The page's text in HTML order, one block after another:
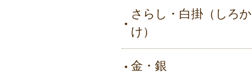
さらし・白掛（しろか
け）
金・銀